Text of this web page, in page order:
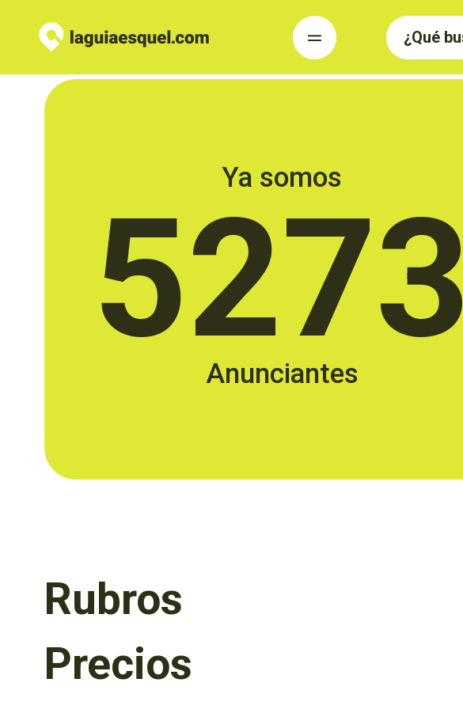
Ya somos
5273
Anunciantes
Rubros
Precios